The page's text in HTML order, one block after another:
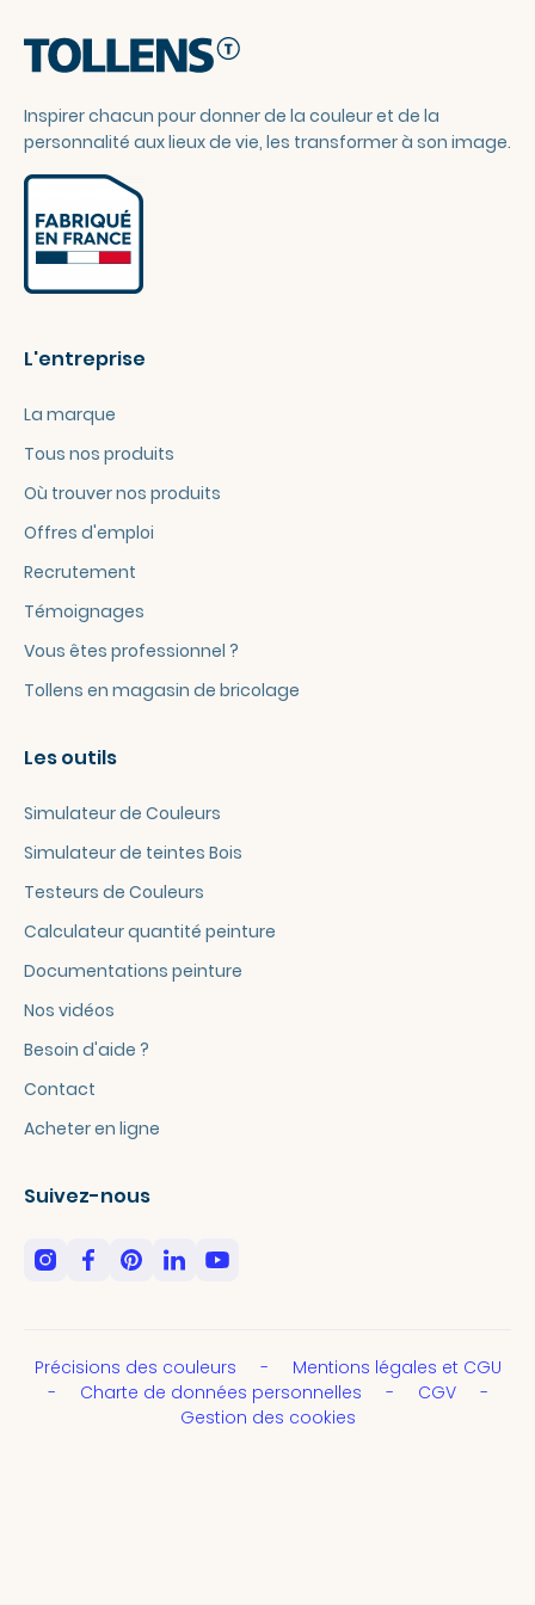
Inspirer chacun pour donner de la couleur et de la
personnalité aux lieux de vie, les transformer à son image.
L'entreprise
La marque
Tous nos produits
Où trouver nos produits
Offres d'emploi
Recrutement
Témoignages
Vous êtes professionnel ?
Tollens en magasin de bricolage
Les outils
Simulateur de Couleurs
Simulateur de teintes Bois
Testeurs de Couleurs
Calculateur quantité peinture
Documentations peinture
Nos vidéos
Besoin d'aide ?
Contact
Acheter en ligne
Suivez-nous
Précisions des couleurs
Mentions légales et CGU
Charte de données personnelles
CGV
Gestion des cookies